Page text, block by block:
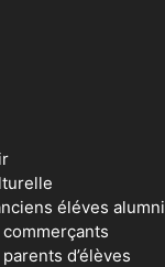
éléves alumni
d’élèves